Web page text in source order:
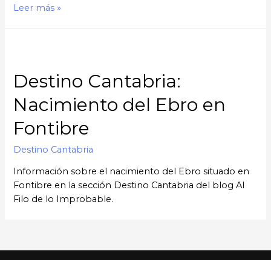
6
disfrutar
en
Cantabria
Leer más »
Destino Cantabria:
Nacimiento del Ebro en
Fontibre
Destino Cantabria
Información sobre el nacimiento del Ebro situado en
Fontibre en la sección Destino Cantabria del blog Al
Filo de lo Improbable.